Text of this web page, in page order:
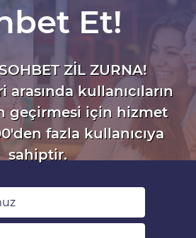
Et!
ZİL ZURNA!
kullanıcıların
geçirmesi için hizmet
fazla kullanıcıya
sahiptir.